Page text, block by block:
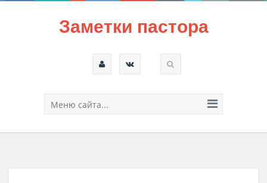
Заметки пастора
Меню сайта...